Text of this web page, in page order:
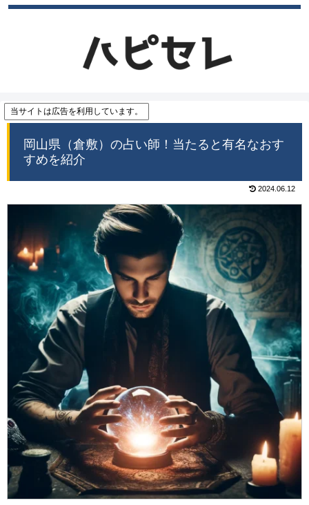
当サイトは広告を利用しています。
岡山県（倉敷）の占い師！当たると有名なおす
すめを紹介
2024.06.12